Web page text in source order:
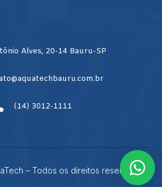
Alves, 20-14 Bauru-SP
(14) 3012-1111
– Todos os direitos reservados.